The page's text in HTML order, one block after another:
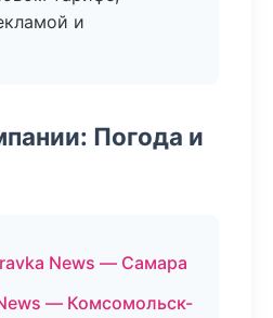
и
Погода и
News — Самара
— Комсомольск-